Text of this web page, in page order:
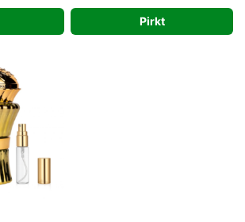
price
is:
was:
39,00 €.26,62 €.
Pirkt